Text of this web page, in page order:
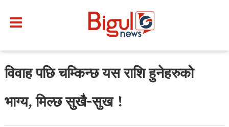
विवाह पछि चम्किन्छ यस राशि हुनेहरुको
भाग्य, मिल्छ सुखै-सुख !